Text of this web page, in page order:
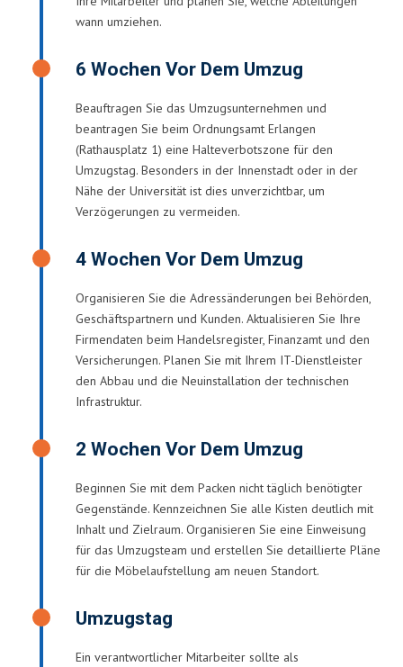
wann umziehen.
6 Wochen Vor Dem Umzug
Beauftragen Sie das Umzugsunternehmen und
beantragen Sie beim Ordnungsamt Erlangen
(Rathausplatz 1) eine Halteverbotszone für den
Umzugstag. Besonders in der Innenstadt oder in der
Nähe der Universität ist dies unverzichtbar, um
Verzögerungen zu vermeiden.
4 Wochen Vor Dem Umzug
Organisieren Sie die Adressänderungen bei Behörden,
Geschäftspartnern und Kunden. Aktualisieren Sie Ihre
Firmendaten beim Handelsregister, Finanzamt und den
Versicherungen. Planen Sie mit Ihrem IT-Dienstleister
den Abbau und die Neuinstallation der technischen
Infrastruktur.
2 Wochen Vor Dem Umzug
Beginnen Sie mit dem Packen nicht täglich benötigter
Gegenstände. Kennzeichnen Sie alle Kisten deutlich mit
Inhalt und Zielraum. Organisieren Sie eine Einweisung
für das Umzugsteam und erstellen Sie detaillierte Pläne
für die Möbelaufstellung am neuen Standort.
Umzugstag
Ein verantwortlicher Mitarbeiter sollte als